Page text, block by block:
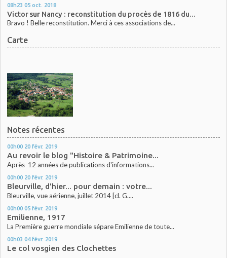
08h23 05 oct. 2018
Victorsur Nancy : reconstitution du procès de 1816 du...
Bravo ! Belle reconstitution. Merci à ces associations de...
Carte
Notes récentes
00h00 20 févr. 2019
Au revoir le blog "Histoire & Patrimoine...
Après 12 années de publications d'informations...
00h00 20 févr. 2019
Bleurville, d'hier... pour demain : votre...
Bleurville, vue aérienne, juillet 2014 [cl. G....
00h00 05 févr. 2019
Emilienne, 1917
La Première guerre mondiale sépare Emilienne de toute...
00h03 04 févr. 2019
Le col vosgien des Clochettes